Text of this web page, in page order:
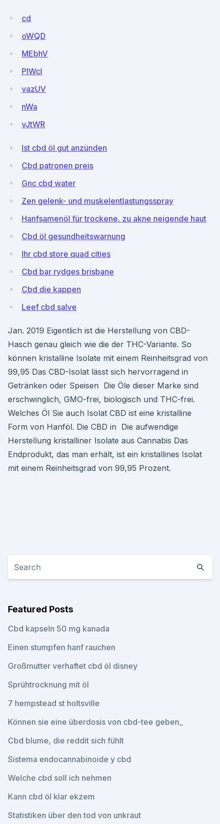
cd
oWQD
MEbhV
PIWcl
vazUV
nWa
vJtWR
Ist cbd öl gut anzünden
Cbd patronen preis
Gnc cbd water
Zen gelenk- und muskelentlastungsspray
Hanfsamenöl für trockene, zu akne neigende haut
Cbd öl gesundheitswarnung
Ihr cbd store quad cities
Cbd bar rydges brisbane
Cbd die kappen
Leef cbd salve
Jan. 2019 Eigentlich ist die Herstellung von CBD-
Hasch genau gleich wie die der THC-Variante. So
können kristalline Isolate mit einem Reinheitsgrad von
99,95 Das CBD-Isolat lässt sich hervorragend in
Getränken oder Speisen Die Öle dieser Marke sind
erschwinglich, GMO-frei, biologisch und THC-frei.
Welches Öl Sie auch Isolat CBD ist eine kristalline
Form von Hanföl. Die CBD in Die aufwendige
Herstellung kristalliner Isolate aus Cannabis Das
Endprodukt, das man erhält, ist ein kristallines Isolat
mit einem Reinheitsgrad von 99,95 Prozent.
Featured Posts
Cbd kapseln 50 mg kanada
Einen stumpfen hanf rauchen
Großmutter verhaftet cbd öl disney
Sprühtrocknung mit öl
7 hempstead st holtsville
Können sie eine überdosis von cbd-tee geben_
Cbd blume, die reddit sich fühlt
Sistema endocannabinoide y cbd
Welche cbd soll ich nehmen
Kann cbd öl klar ekzem
Statistiken über den tod von unkraut